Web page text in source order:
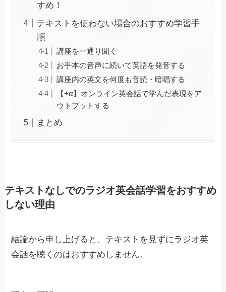
すめ！
テキストを使わない場合のおすすめ学習手
順
講座を一通り聞く
お手本の音声に続いて英語を発音する
講座内の英文を何度も音読・暗唱する
【+α】オンライン英会話で学んだ表現をア
ウトプットする
まとめ
テキストなしでのラジオ英会話学習をおすすめ
しない理由
結論から申し上げると、テキストを見ずにラジオ英
会話を聴くのはおすすめしません。